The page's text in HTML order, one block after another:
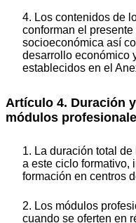
4. Los contenidos de
conforman el
socioeconómica así
desarrollo económico
establecidos en el
Artículo 4. Duración
módulos
1. La duración total
a este ciclo formativo,
formación en centros
2. Los módulos
cuando se oferten en